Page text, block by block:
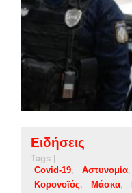
Ειδήσεις
Tags |
Covid-19
Αστυνομία
Κορονοϊός
Μάσκα